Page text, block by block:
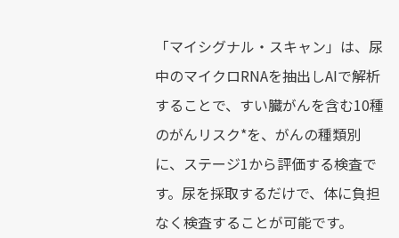
「マイシグナル・スキャン」は、尿
中のマイクロRNAを抽出しAIで解析
することで、すい臓がんを含む10種
のがんリスク*を、がんの種類別
に、ステージ1から評価する検査で
す。尿を採取するだけで、体に負担
なく検査することが可能です。